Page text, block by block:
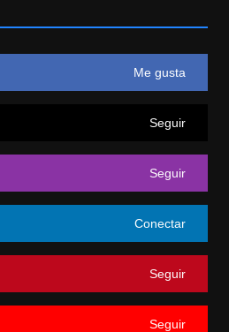
Me gusta
Seguir
Seguir
Conectar
Seguir
Seguir